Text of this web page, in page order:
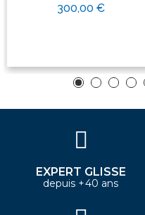
300,00 €
EXPERT GLISSE
depuis +40 ans